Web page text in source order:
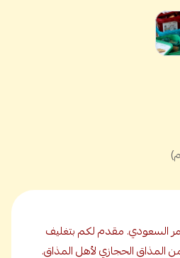
السعودي. مقدم لكم بتغليف
المذاق الحجازي لأهل المذاق.